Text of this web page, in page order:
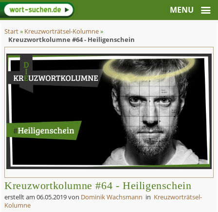
Start» Kreuzworträtsel-Kolumne»
Kreuzwortkolumne #64 - Heiligenschein
Kreuzwortkolumne #64 - Heiligenschein
erstellt am06.05.2019von Dominik Wachsmann in Kreuzworträtsel-
Kolumne